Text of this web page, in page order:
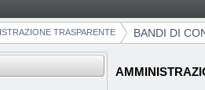
TRASPARENTE BANDI DI